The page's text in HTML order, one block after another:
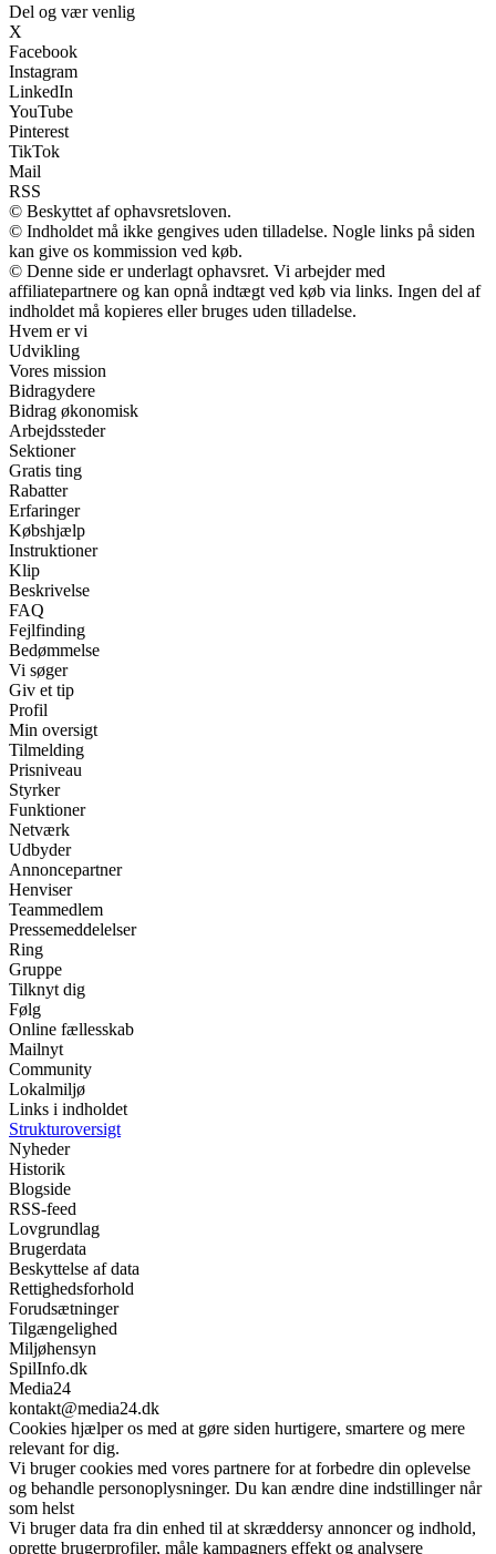
Del og vær venlig
X
Facebook
Instagram
LinkedIn
YouTube
Pinterest
TikTok
Mail
RSS
© Beskyttet af ophavsretsloven.
© Indholdet må ikke gengives uden tilladelse. Nogle links på siden
kan give os kommission ved køb.
© Denne side er underlagt ophavsret. Vi arbejder med
affiliatepartnere og kan opnå indtægt ved køb via links. Ingen del af
indholdet må kopieres eller bruges uden tilladelse.
Hvem er vi
Udvikling
Vores mission
Bidragydere
Bidrag økonomisk
Arbejdssteder
Sektioner
Gratis ting
Rabatter
Erfaringer
Købshjælp
Instruktioner
Klip
Beskrivelse
FAQ
Fejlfinding
Bedømmelse
Vi søger
Giv et tip
Profil
Min oversigt
Tilmelding
Prisniveau
Styrker
Funktioner
Netværk
Udbyder
Annoncepartner
Henviser
Teammedlem
Pressemeddelelser
Ring
Gruppe
Tilknyt dig
Følg
Online fællesskab
Mailnyt
Community
Lokalmiljø
Links i indholdet
Strukturoversigt
Nyheder
Historik
Blogside
RSS-feed
Lovgrundlag
Brugerdata
Beskyttelse af data
Rettighedsforhold
Forudsætninger
Tilgængelighed
Miljøhensyn
SpilInfo.dk
Media24
kontakt@media24.dk
Cookies hjælper os med at gøre siden hurtigere, smartere og mere
relevant for dig.
Vi bruger cookies med vores partnere for at forbedre din oplevelse
og behandle personoplysninger. Du kan ændre dine indstillinger når
som helst
Vi bruger data fra din enhed til at skræddersy annoncer og indhold,
oprette brugerprofiler, måle kampagners effekt og analysere